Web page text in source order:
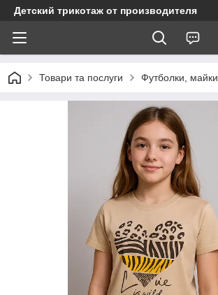
Детский трикотаж от производителя
Товари та послуги Футболки, майки